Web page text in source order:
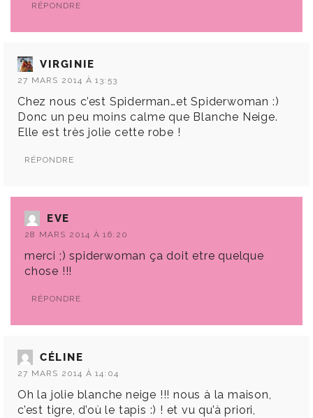
RÉPONDRE
VIRGINIE
27 MARS 2014 À 13:53
Chez nous c’est Spiderman…et Spiderwoman :)
Donc un peu moins calme que Blanche Neige.
Elle est très jolie cette robe !
RÉPONDRE
EVE
28 MARS 2014 À 16:20
merci ;) spiderwoman ça doit etre quelque
chose !!!
RÉPONDRE
CÉLINE
27 MARS 2014 À 14:04
Oh la jolie blanche neige !!! nous à la maison,
c’est tigre, d’où le tapis :) ! et vu qu’à priori,